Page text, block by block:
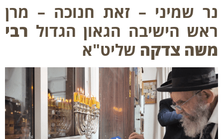
שמיני – זאת חנוכה – מרן
הישיבה הגאון הגדולרבי
צדקהשליט"א